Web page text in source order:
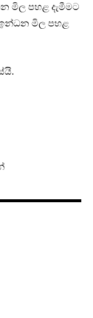
මිල පහළ දැමීමට
ඉන්ධන මිල පහළ